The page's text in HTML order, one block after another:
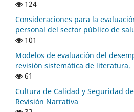
124
Consideraciones para la
personal del sector público de
101
Modelos de evaluación del
revisión sistemática de literatura.
61
Cultura de Calidad y Seguridad
Revisión Narrativa